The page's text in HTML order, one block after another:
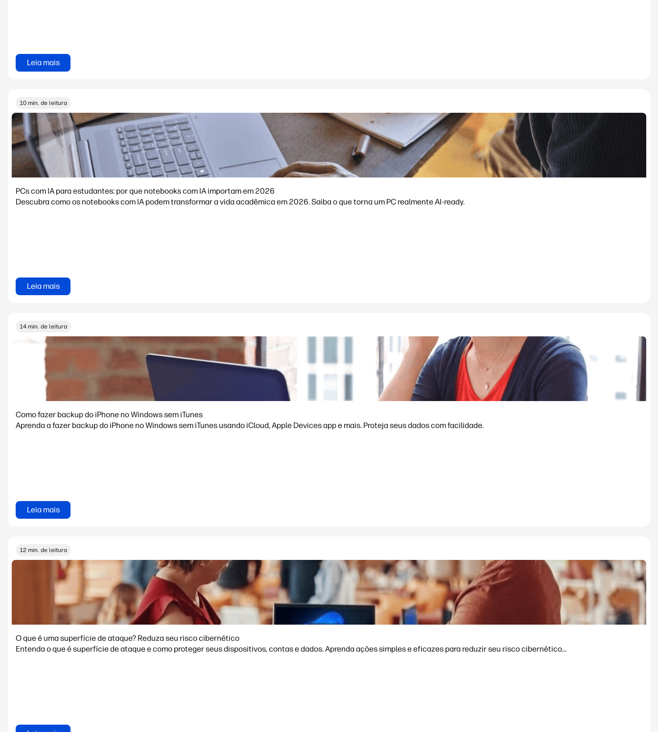
Leia mais
10 min. de leitura
PCs com IA para estudantes: por que notebooks com IA importam em 2026
Descubra como os notebooks com IA podem transformar a vida acadêmica em 2026. Saiba o que torna um PC realmente AI-ready.
Leia mais
14 min. de leitura
Como fazer backup do iPhone no Windows sem iTunes
Aprenda a fazer backup do iPhone no Windows sem iTunes usando iCloud, Apple Devices app e mais. Proteja seus dados com facilidade.
Leia mais
12 min. de leitura
O que é uma superfície de ataque? Reduza seu risco cibernético
Entenda o que é superfície de ataque e como proteger seus dispositivos, contas e dados. Aprenda ações simples e eficazes para reduzir seu risco cibernético...